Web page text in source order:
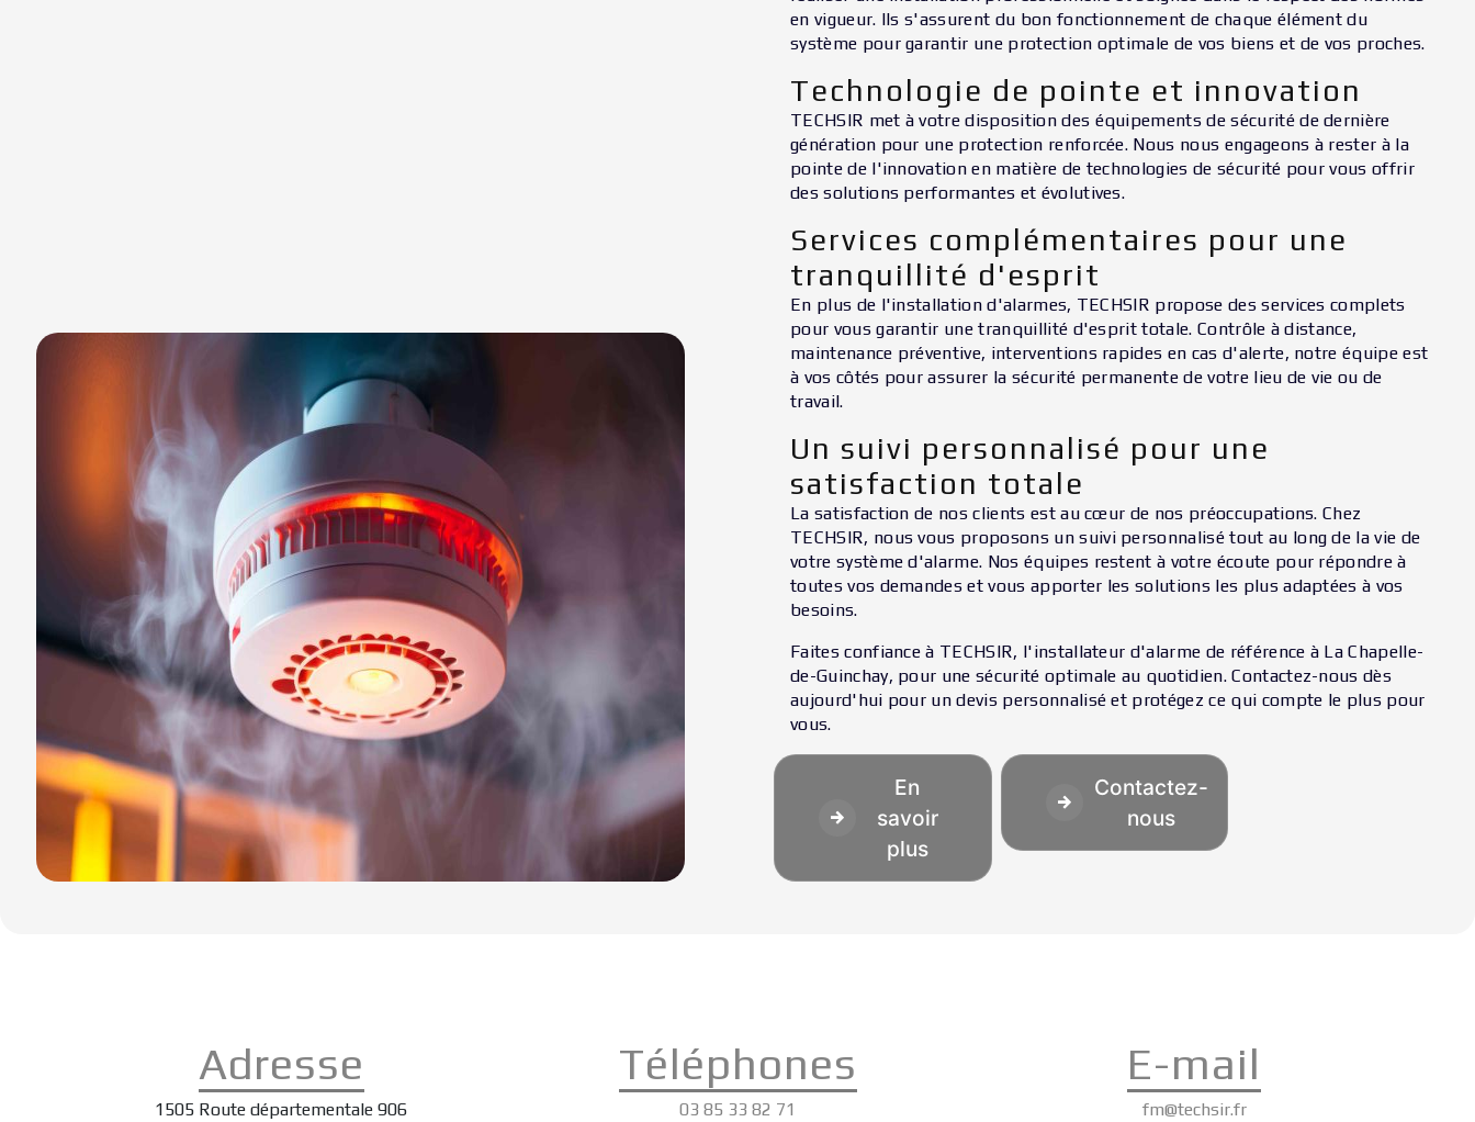
en vigueur. Ils s'assurent du bon fonctionnement de chaque élément du
système pour garantir une protection optimale de vos biens et de vos proches.
Technologie de pointe et innovation
TECHSIR met à votre disposition des équipements de sécurité de dernière
génération pour une protection renforcée. Nous nous engageons à rester à la
pointe de l'innovation en matière de technologies de sécurité pour vous offrir
des solutions performantes et évolutives.
Services complémentaires pour une
tranquillité d'esprit
En plus de l'installation d'alarmes, TECHSIR propose des services complets
pour vous garantir une tranquillité d'esprit totale. Contrôle à distance,
maintenance préventive, interventions rapides en cas d'alerte, notre équipe est
à vos côtés pour assurer la sécurité permanente de votre lieu de vie ou de
travail.
Un suivi personnalisé pour une
satisfaction totale
La satisfaction de nos clients est au cœur de nos préoccupations. Chez
TECHSIR, nous vous proposons un suivi personnalisé tout au long de la vie de
votre système d'alarme. Nos équipes restent à votre écoute pour répondre à
toutes vos demandes et vous apporter les solutions les plus adaptées à vos
besoins.
Faites confiance à TECHSIR, l'installateur d'alarme de référence à La Chapelle-
de-Guinchay, pour une sécurité optimale au quotidien. Contactez-nous dès
aujourd'hui pour un devis personnalisé et protégez ce qui compte le plus pour
vous.
En
savoir
plus
Contactez-
nous
Adresse
1505 Route départementale 906
Téléphones
03 85 33 82 71
E-mail
fm@techsir.fr